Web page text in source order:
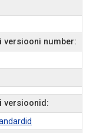
versiooni number:
versioonid: